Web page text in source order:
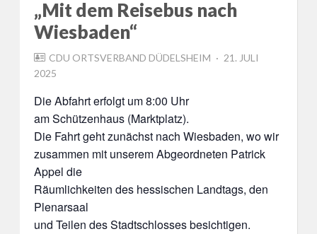
„Mit dem Reisebus nach
Wiesbaden“
CDU ORTSVERBAND DÜDELSHEIM
POSTED
21. JULI
2025
Die Abfahrt erfolgt um 8:00 Uhr
am Schützenhaus (Marktplatz).
Die Fahrt geht zunächst nach Wiesbaden, wo wir
zusammen mit unserem Abgeordneten Patrick
Appel die
Räumlichkeiten des hessischen Landtags, den
Plenarsaal
und Teilen des Stadtschlosses besichtigen.